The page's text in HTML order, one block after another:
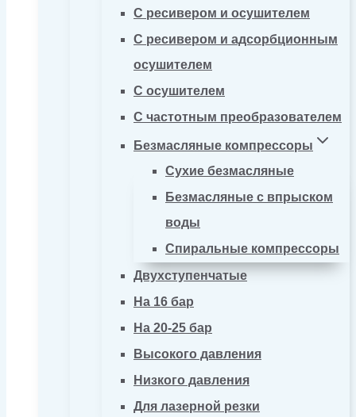
С ресивером и осушителем
С ресивером и адсорбционным
осушителем
С осушителем
С частотным преобразователем
Безмасляные компрессоры
Сухие безмасляные
Безмасляные с впрыском
воды
Спиральные компрессоры
Двухступенчатые
На 16 бар
На 20-25 бар
Высокого давления
Низкого давления
Для лазерной резки